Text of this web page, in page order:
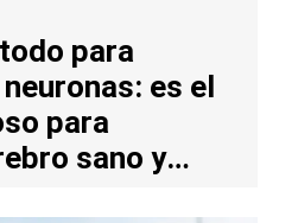
para
es el
para
sano y